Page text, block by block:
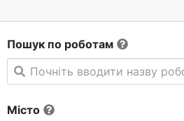
Пошук по роботам
Почніть вводити назву
Місто